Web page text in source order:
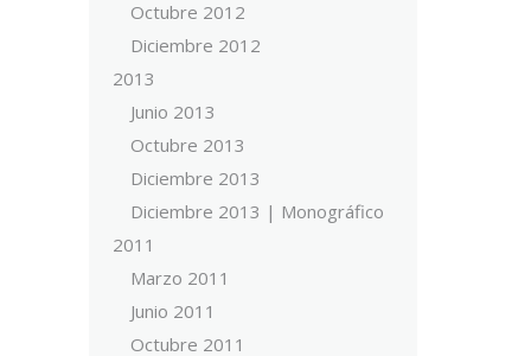
Octubre 2012
Diciembre 2012
2013
Junio 2013
Octubre 2013
Diciembre 2013
Diciembre 2013 | Monográfico
2011
Marzo 2011
Junio 2011
Octubre 2011